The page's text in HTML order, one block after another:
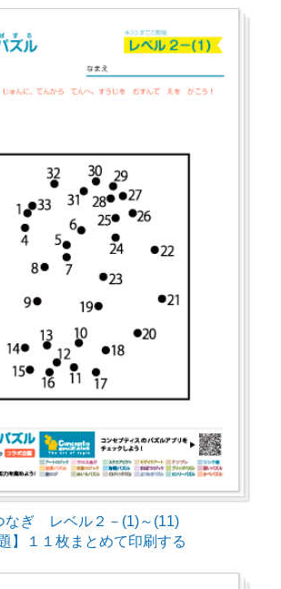
なぎ レベル２－(1)～(11)
題】１１枚まとめて印刷する